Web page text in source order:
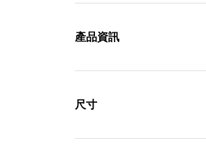
產品資訊
尺寸